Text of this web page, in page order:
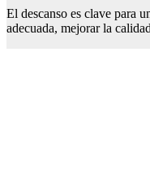
El descanso es clave para
adecuada, mejorar la